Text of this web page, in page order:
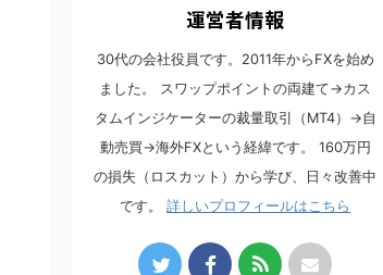
運営者情報
30代の会社役員です。2011年からFXを始め
ました。 スワップポイントの両建て→カス
タムインジケーターの裁量取引（MT4）→自
動売買→海外FXという経緯です。 160万円
の損失（ロスカット）から学び、日々改善中
です。 詳しいプロフィールはこちら